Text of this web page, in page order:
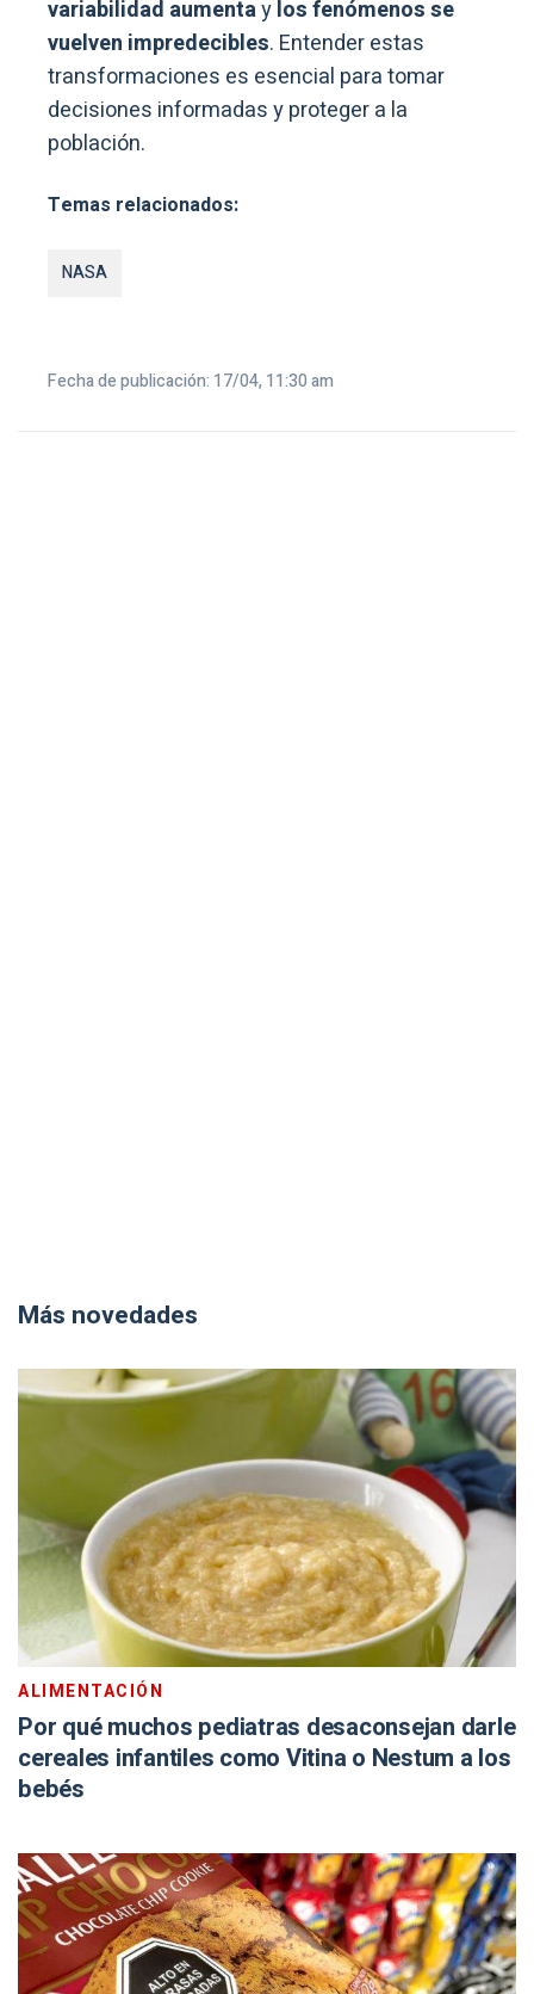
variabilidad aumentaylos fenómenos se
vuelven impredecibles. Entender estas
transformaciones es esencial para tomar
decisiones informadas y proteger a la
población.
Temas relacionados:
NASA
Fecha de publicación: 17/04, 11:30 am
Más novedades
ALIMENTACIÓN
Por qué muchos pediatras desaconsejan darle
cereales infantiles como Vitina o Nestum a los
bebés